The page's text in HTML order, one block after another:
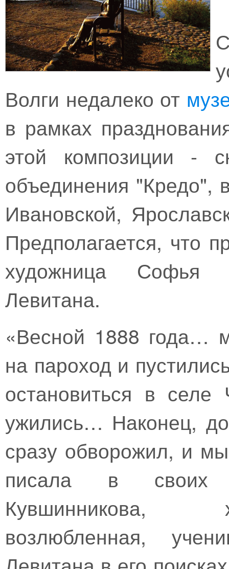
Волги недалеко от
в рамках
этой композиции -
объединения "Кредо",
Ивановской,
Предполагается, что
художница Софья
Левитана.
«Весной 1888 года…
на пароход и
остановиться в
ужились… Наконец,
сразу обворожил, и
писала в своих
Кувшинникова,
возлюбленная,